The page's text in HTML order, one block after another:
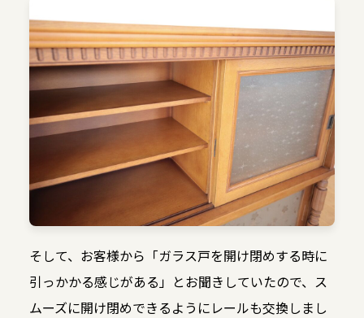
そして、お客様から「ガラス戸を開け閉めする時に
引っかかる感じがある」とお聞きしていたので、ス
ムーズに開け閉めできるようにレールも交換しまし